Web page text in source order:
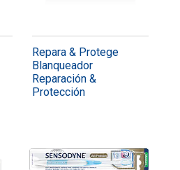
Repara & Protege
Blanqueador
Reparación &
Protección